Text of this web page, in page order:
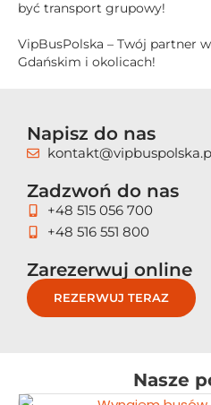
być transport grupowy!
VipBusPolska – Twój partner
Gdańskim i okolicach!
Napisz do nas
Zadzwoń do nas
+48 515 056 700
+48 516 551 800
Zarezerwuj online
REZERWUJ TERAZ
Nasze